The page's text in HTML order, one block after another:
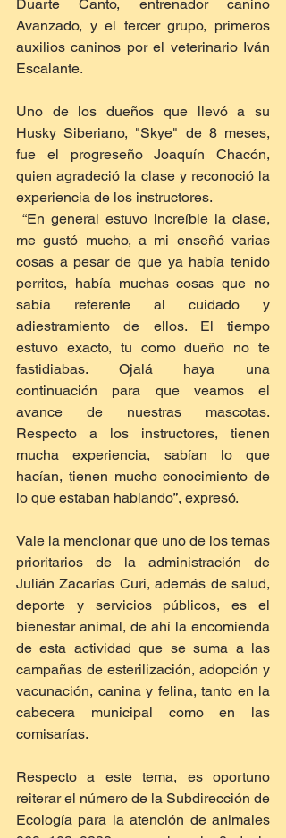
Duarte Canto, entrenador canino
Avanzado, y el tercer grupo, primeros
auxilios caninos por el veterinario Iván
Escalante.
Uno de los dueños que llevó a su
Husky Siberiano, "Skye" de 8 meses,
fue el progreseño Joaquín Chacón,
quien agradeció la clase y reconoció la
experiencia de los instructores.
me gustó mucho, a mi enseñó varias
cosas a pesar de que ya había tenido
perritos, había muchas cosas que no
sabía referente al cuidado y
adiestramiento de ellos. El tiempo
estuvo exacto, tu como dueño no te
fastidiabas. Ojalá haya una
continuación para que veamos el
avance de nuestras mascotas.
Respecto a los instructores, tienen
mucha experiencia, sabían lo que
hacían, tienen mucho conocimiento de
lo que estaban hablando”, expresó.
Vale la mencionar que uno de los temas
prioritarios de la administración de
Julián Zacarías Curi, además de salud,
deporte y servicios públicos, es el
bienestar animal, de ahí la encomienda
de esta actividad que se suma a las
campañas de esterilización, adopción y
vacunación, canina y felina, tanto en la
cabecera municipal como en las
comisarías.
Respecto a este tema, es oportuno
reiterar el número de la Subdirección de
Ecología para la atención de animales